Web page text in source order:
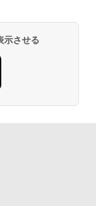
示させる